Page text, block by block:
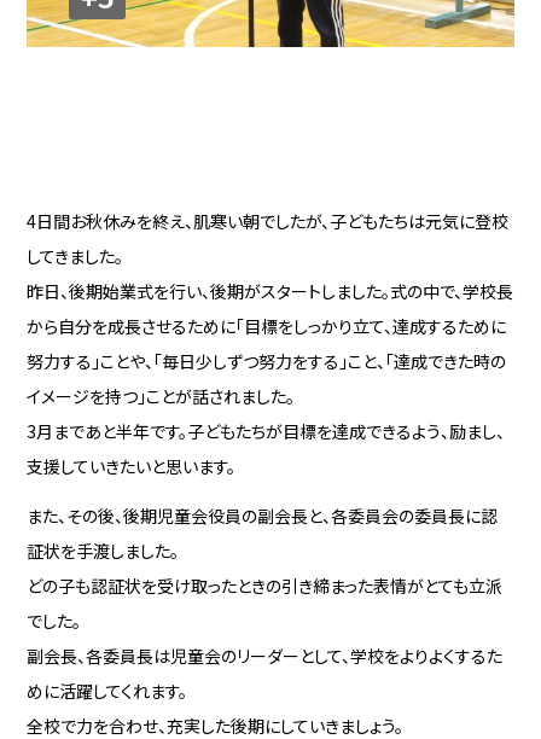
4日間お秋休みを終え、肌寒い朝でしたが、子どもたちは元気に登校
してきました。
昨日、後期始業式を行い、後期がスタートしました。式の中で、学校長
から自分を成長させるために「目標をしっかり立て、達成するために
努力する」ことや、「毎日少しずつ努力をする」こと、「達成できた時の
イメージを持つ」ことが話されました。
3月まであと半年です。子どもたちが目標を達成できるよう、励まし、
支援していきたいと思います。
また、その後、後期児童会役員の副会長と、各委員会の委員長に認
証状を手渡しました。
どの子も認証状を受け取ったときの引き締まった表情がとても立派
でした。
副会長、各委員長は児童会のリーダーとして、学校をよりよくするた
めに活躍してくれます。
全校で力を合わせ、充実した後期にしていきましょう。